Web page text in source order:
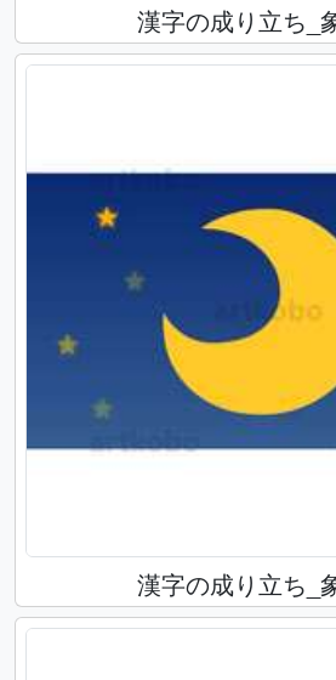
漢字の成り立ち_
漢字の成り立ち_